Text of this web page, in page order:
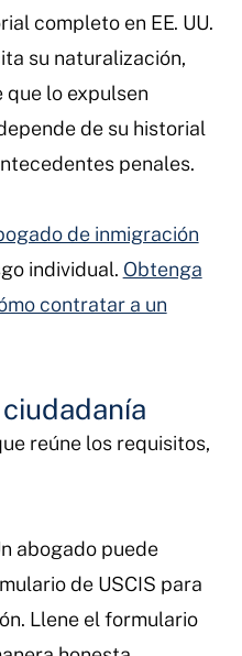
completo en EE. UU.
su naturalización,
lo expulsen
de su historial
penales.
de inmigración
individual. Obtenga
contratar a un
reúne los requisitos,
abogado puede
de USCIS para
Llene el formulario